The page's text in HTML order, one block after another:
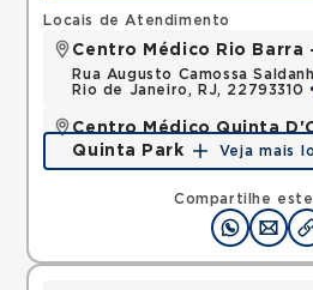
Compartilhe
Locais de Atendimento
Centro Médico Rio Barra
Rua Augusto Camossa
Rio de Janeiro, RJ, 22793310
Centro Médico Quinta
Quinta Park
Rua Almirante Baltazar, Sao
Janeiro, RJ, 20941150 •
Mapa
Veja mais